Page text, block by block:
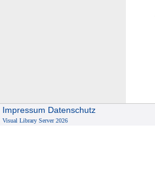
Impressum Datenschutz
Visual Library Server 2026